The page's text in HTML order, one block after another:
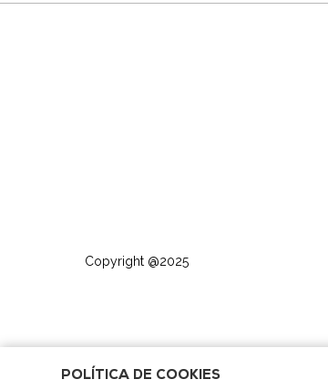
Copyright @2025
POLÍTICA DE COOKIES